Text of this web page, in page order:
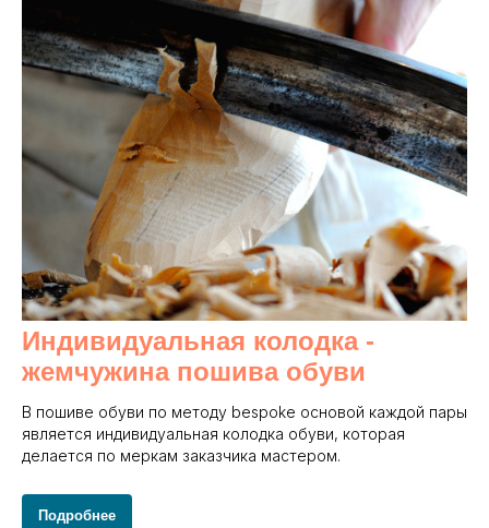
Индивидуальная колодка -
жемчужина пошива обуви
В пошиве обуви по методу bespoke основой каждой пары
является индивидуальная колодка обуви, которая
делается по меркам заказчика мастером.
Подробнее